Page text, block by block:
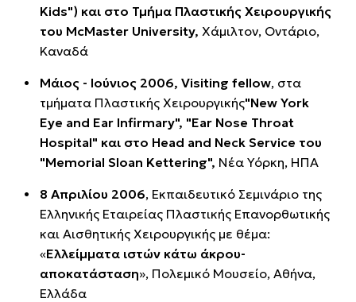
Kids") και στο Τμήμα Πλαστικής Χειρουργικής
του McMaster University, Χάμιλτον, Οντάριο,
Καναδά
Mάιος - Ιούνιος 2006, Visiting fellow, στα
τμήματα Πλαστικής Χειρουργικής"New York
Eye and Ear Infirmary", "Ear Nose Throat
Hospital" και στο Head and Neck Service του
"Memorial Sloan Kettering", Νέα Υόρκη, ΗΠΑ
8 Απριλίου 2006, Εκπαιδευτικό Σεμινάριο της
Ελληνικής Εταιρείας Πλαστικής Επανορθωτικής
και Αισθητικής Χειρουργικής με θέμα:
«Ελλείμματα ιστών κάτω άκρου-
αποκατάσταση», Πολεμικό Μουσείο, Αθήνα,
Ελλάδα